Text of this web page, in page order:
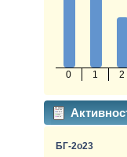
0 1 2
БГ-2о23